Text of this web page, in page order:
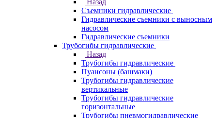
Назад
Съемники гидравлические
Гидравлические cъемники с выносным
насосом
Гидравлические съемники
Трубогибы гидравлические
Назад
Трубогибы гидравлические
Пуансоны (башмаки)
Трубогибы гидравлические
вертикальные
Трубогибы гидравлические
горизонтальные
Трубогибы пневмогидравлические